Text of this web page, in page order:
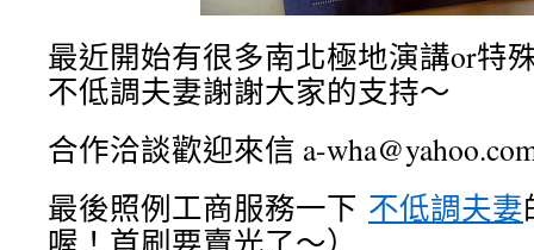
最近開始有很多南北極地演講or特
不低調夫妻謝謝大家的支持～
合作洽談歡迎來信 a-
最後照例工商服務一下 不低調夫妻
喔！首刷要賣光了～）